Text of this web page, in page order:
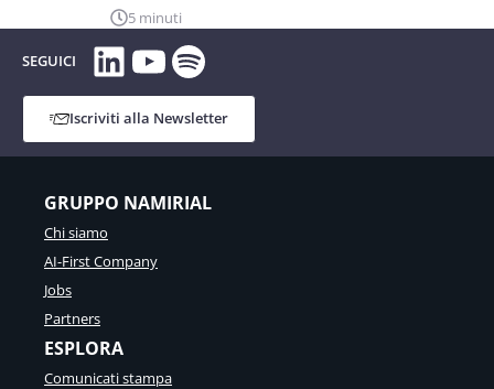
5 minuti
SEGUICI LinkedIn
YouTube
Spotify
Iscriviti alla Newsletter
GRUPPO NAMIRIAL
Chi siamo
AI-First Company
Jobs
Partners
ESPLORA
Comunicati stampa